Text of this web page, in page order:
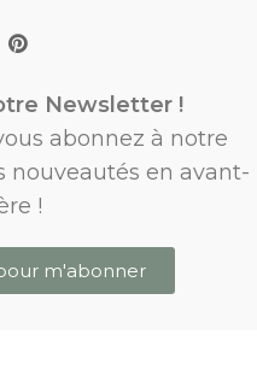
Newsletter !
abonnez à notre
nouveautés en avant-
!
m'abonner